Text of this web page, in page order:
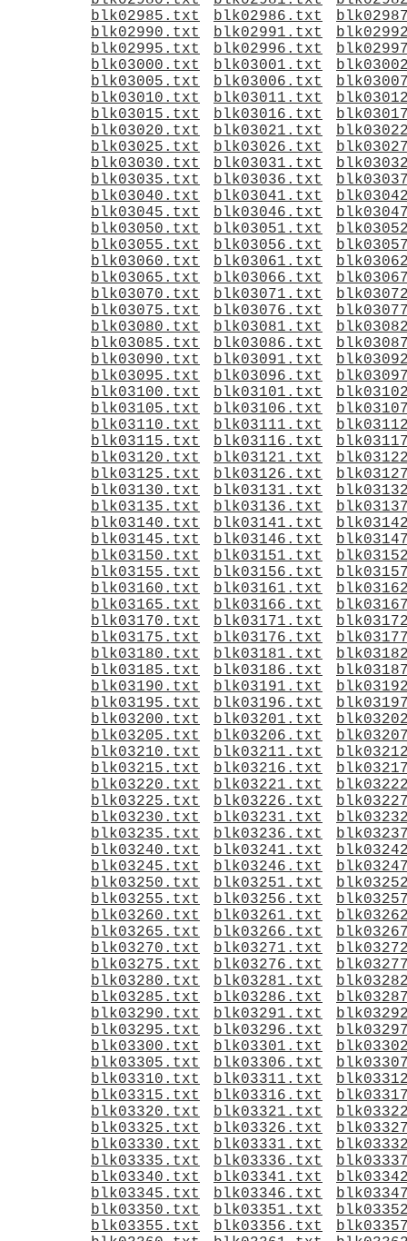
blk02985.txt
blk02986.txt
blk02990.txt
blk02991.txt
blk02995.txt
blk02996.txt
blk03000.txt
blk03001.txt
blk03005.txt
blk03006.txt
blk03010.txt
blk03011.txt
blk03015.txt
blk03016.txt
blk03020.txt
blk03021.txt
blk03025.txt
blk03026.txt
blk03030.txt
blk03031.txt
blk03035.txt
blk03036.txt
blk03040.txt
blk03041.txt
blk03045.txt
blk03046.txt
blk03050.txt
blk03051.txt
blk03055.txt
blk03056.txt
blk03060.txt
blk03061.txt
blk03065.txt
blk03066.txt
blk03070.txt
blk03071.txt
blk03075.txt
blk03076.txt
blk03080.txt
blk03081.txt
blk03085.txt
blk03086.txt
blk03090.txt
blk03091.txt
blk03095.txt
blk03096.txt
blk03100.txt
blk03101.txt
blk03105.txt
blk03106.txt
blk03110.txt
blk03111.txt
blk03115.txt
blk03116.txt
blk03120.txt
blk03121.txt
blk03125.txt
blk03126.txt
blk03130.txt
blk03131.txt
blk03135.txt
blk03136.txt
blk03140.txt
blk03141.txt
blk03145.txt
blk03146.txt
blk03150.txt
blk03151.txt
blk03155.txt
blk03156.txt
blk03160.txt
blk03161.txt
blk03165.txt
blk03166.txt
blk03170.txt
blk03171.txt
blk03175.txt
blk03176.txt
blk03180.txt
blk03181.txt
blk03185.txt
blk03186.txt
blk03190.txt
blk03191.txt
blk03195.txt
blk03196.txt
blk03200.txt
blk03201.txt
blk03205.txt
blk03206.txt
blk03210.txt
blk03211.txt
blk03215.txt
blk03216.txt
blk03220.txt
blk03221.txt
blk03225.txt
blk03226.txt
blk03230.txt
blk03231.txt
blk03235.txt
blk03236.txt
blk03240.txt
blk03241.txt
blk03245.txt
blk03246.txt
blk03250.txt
blk03251.txt
blk03255.txt
blk03256.txt
blk03260.txt
blk03261.txt
blk03265.txt
blk03266.txt
blk03270.txt
blk03271.txt
blk03275.txt
blk03276.txt
blk03280.txt
blk03281.txt
blk03285.txt
blk03286.txt
blk03290.txt
blk03291.txt
blk03295.txt
blk03296.txt
blk03300.txt
blk03301.txt
blk03305.txt
blk03306.txt
blk03310.txt
blk03311.txt
blk03315.txt
blk03316.txt
blk03320.txt
blk03321.txt
blk03325.txt
blk03326.txt
blk03330.txt
blk03331.txt
blk03335.txt
blk03336.txt
blk03340.txt
blk03341.txt
blk03345.txt
blk03346.txt
blk03350.txt
blk03351.txt
blk03355.txt
blk03356.txt